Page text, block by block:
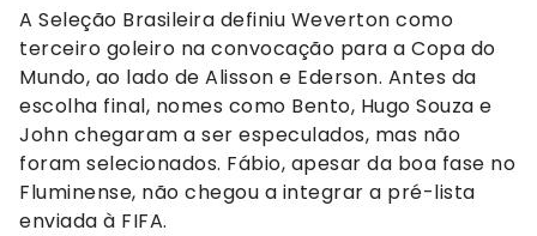
A Seleção Brasileira definiu Weverton como
terceiro goleiro na convocação para a Copa do
Mundo, ao lado de Alisson e Ederson. Antes da
escolha final, nomes como Bento, Hugo Souza e
John chegaram a ser especulados, mas não
foram selecionados. Fábio, apesar da boa fase no
Fluminense, não chegou a integrar a pré-lista
enviada à FIFA.